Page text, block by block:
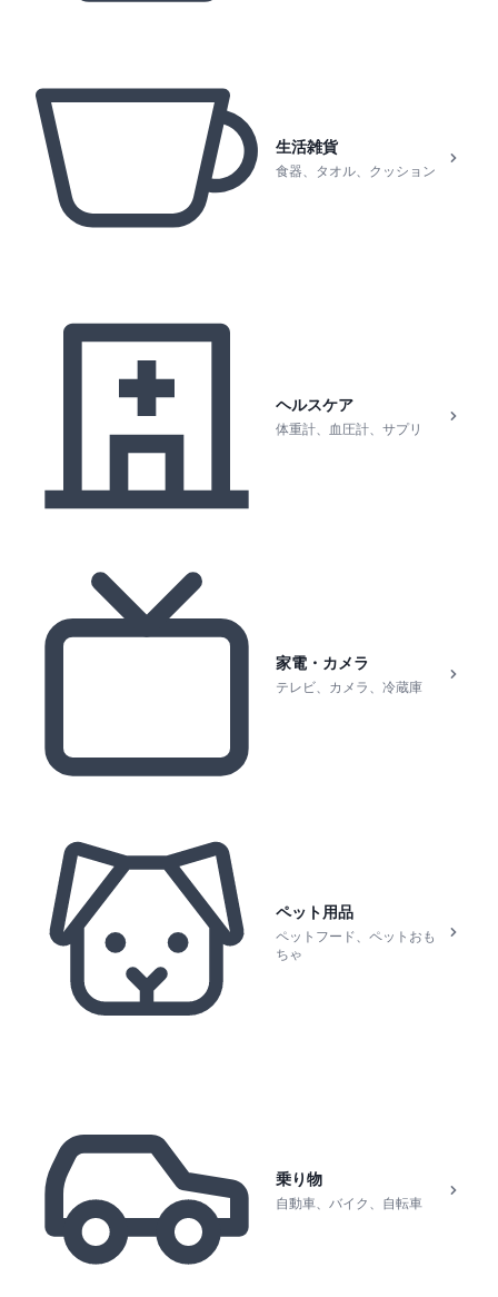
生活雑貨
食器、タオル、クッション
ヘルスケア
体重計、血圧計、サプリ
家電・カメラ
テレビ、カメラ、冷蔵庫
ペット用品
ペットフード、ペットおも
ちゃ
乗り物
自動車、バイク、自転車